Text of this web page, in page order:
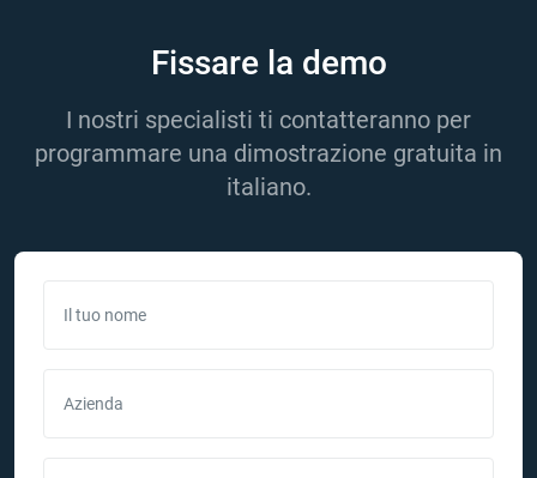
Fissare la demo
I nostri specialisti ti contatteranno per
programmare una dimostrazione gratuita in
italiano.
Il tuo nome
Azienda